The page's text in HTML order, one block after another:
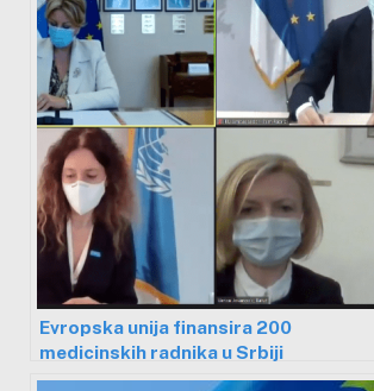
Evropska unija finansira 200
medicinskih radnika u Srbiji